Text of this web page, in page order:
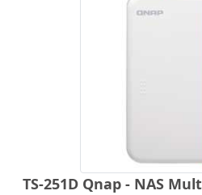
TS-251D Qnap - NAS